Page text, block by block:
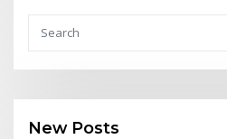
New Posts